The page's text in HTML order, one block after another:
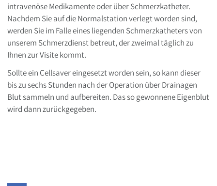
intravenöse Medikamente oder über Schmerzkatheter.
Nachdem Sie auf die Normalstation verlegt worden sind,
werden Sie im Falle eines liegenden Schmerzkatheters von
unserem Schmerzdienst betreut, der zweimal täglich zu
Ihnen zur Visite kommt.
Sollte ein Cellsaver eingesetzt worden sein, so kann dieser
bis zu sechs Stunden nach der Operation über Drainagen
Blut sammeln und aufbereiten. Das so gewonnene Eigenblut
wird dann zurückgegeben.